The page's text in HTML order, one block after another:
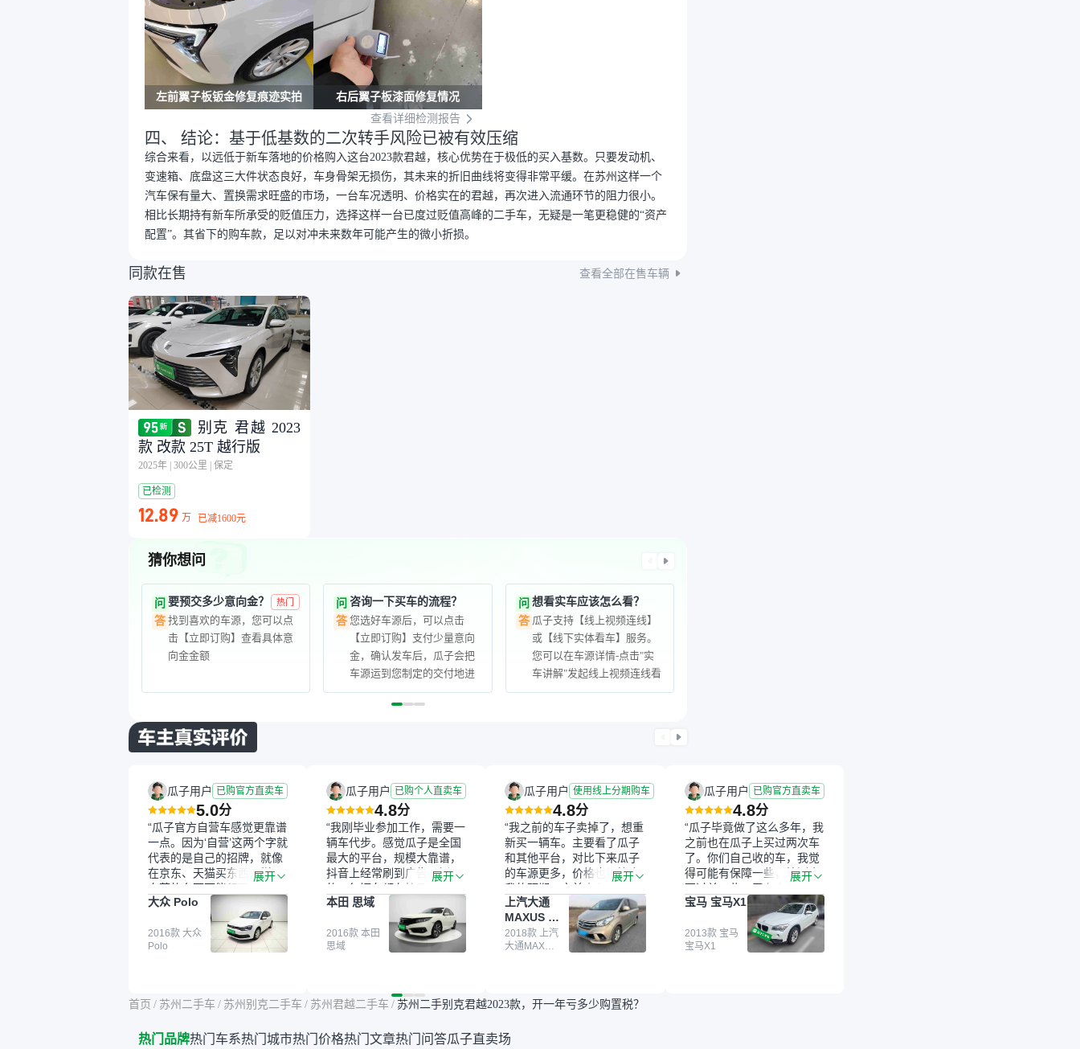
左前翼子板钣金修复痕迹实拍
右后翼子板漆面修复情况
查看详细检测报告
四、 结论：基于低基数的二次转手风险已被有效压缩
综合来看，以远低于新车落地的价格购入这台2023款君越，核心优势在于极低的买入基数。只要发动机、
变速箱、底盘这三大件状态良好，车身骨架无损伤，其未来的折旧曲线将变得非常平缓。在苏州这样一个
汽车保有量大、置换需求旺盛的市场，一台车况透明、价格实在的君越，再次进入流通环节的阻力很小。
相比长期持有新车所承受的贬值压力，选择这样一台已度过贬值高峰的二手车，无疑是一笔更稳健的“资产
配置”。其省下的购车款，足以对冲未来数年可能产生的微小折损。
同款在售 查看全部在售车辆
别克 君越 2023
款 改款 25T 越行版
2025年 300公里 保定
已检测
12.89 万 已减1600元
猜你想问
问 要预交多少意向金？ 热门
答 找到喜欢的车源，您可以点
击【立即订购】查看具体意
向金金额
问 咨询一下买车的流程？
答 您选好车源后，可以点击
【立即订购】支付少量意向
金，确认发车后，瓜子会把
车源运到您制定的交付地进
行交付，具体您可以咨询您
的专属购车顾问
问 想看实车应该怎么看？
答 瓜子支持【线上视频连线】
或【线下实体看车】服务。
您可以在车源详情-点击"实
车讲解"发起线上视频连线看
车，边看边聊，车况一目了
瓜子用户 已购官方直卖车
5.0分
“瓜子官方自营车感觉更靠谱
一点。因为‘自营’这两个字就
代表的是自己的招牌，就像
在京东、天猫买东西一样，
自营的东西可能都要好一
点。就是这种刻板印象吧。
一开始买二手车的时候，我
确实有担心过事故车、泡水
车这些问题。瓜子的检测报
况。我拿到你们的信息之
些报告查询（用了其他平
展开
大众 Polo
2016款 大众
Polo
瓜子用户 已购个人直卖车
4.8分
“我刚毕业参加工作，需要一
辆车代步。感觉瓜子是全国
最大的平台，规模大靠谱，
抖音上经常刷到广告，挺火
的。每辆车都有检测报告，
这个让我很放心。去外面买
车全凭卖家一张嘴，不敢
买。我买了本田思域，白
色，过户次数少，公里数符
平台，车价贵点也正常，毕
竟有保障。其他平台上很多
敢买。瓜子有检测有售后，
展开
本田 思域
2016款 本田
思域
瓜子用户 使用线上分期购车
4.8分
“我之前的车子卖掉了，想重
新买一辆车。主要看了瓜子
和其他平台，对比下来瓜子
的车源更多，价格也更符合
我的预期。之前卖车来过瓜
子，虽然价格没谈成，但
APP一直留着。瓜子毕竟是
大平台，整体印象还好。我
最终买了一台上汽大通，18
期，这一点很便捷，其他平
线上办不了，这是瓜子最核
展开
上汽大通
MAXUS 大
通G10
2018款 上汽
大通MAXUS
瓜子用户 已购官方直卖车
4.8分
“瓜子毕竟做了这么多年，我
之前也在瓜子上买过两次车
了。你们自己收的车，我觉
得可能有保障一些，检测会
更过关一些。平台自己收上
来再卖的车，应该更可靠。
我买的是宝马X1，主要看中
它的价格和公里数比较合
适。另外，瓜子承诺无火
展开
宝马 宝马X1
2013款 宝马
宝马X1
首页 / 苏州二手车 / 苏州别克二手车 / 苏州君越二手车 / 苏州二手别克君越2023款，开一年亏多少购置税？
热门品牌热门车系热门城市热门价格热门文章热门问答瓜子直卖场